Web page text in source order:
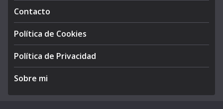
Contacto
Política de Cookies
Política de Privacidad
Sobre mi